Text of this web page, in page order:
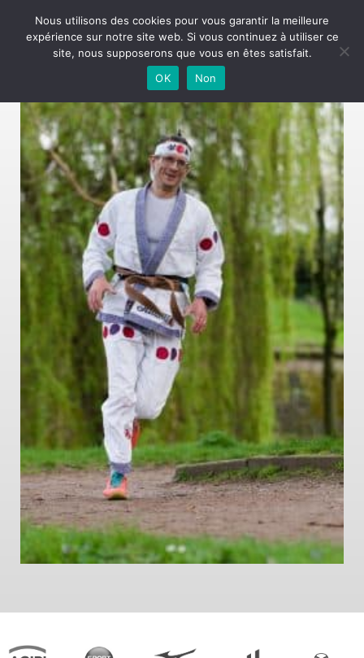
DSC00482 (copie)
Nous utilisons des cookies pour vous garantir la meilleure
expérience sur notre site web. Si vous continuez à utiliser ce
site, nous supposerons que vous en êtes satisfait.
OK
Non